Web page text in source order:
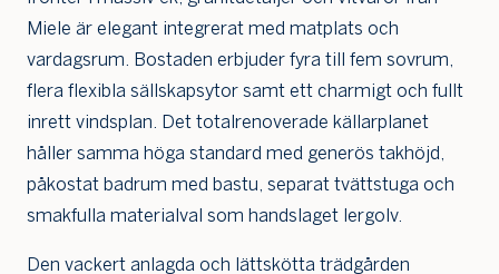
Miele är elegant integrerat med matplats och
vardagsrum. Bostaden erbjuder fyra till fem sovrum,
flera flexibla sällskapsytor samt ett charmigt och fullt
inrett vindsplan. Det totalrenoverade källarplanet
håller samma höga standard med generös takhöjd,
påkostat badrum med bastu, separat tvättstuga och
smakfulla materialval som handslaget lergolv.
Den vackert anlagda och lättskötta trädgården